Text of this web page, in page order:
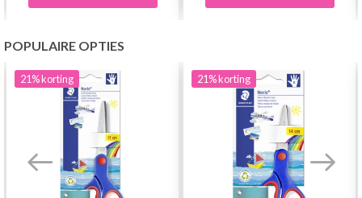
POPULAIRE OPTIES
21%korting 21%korting